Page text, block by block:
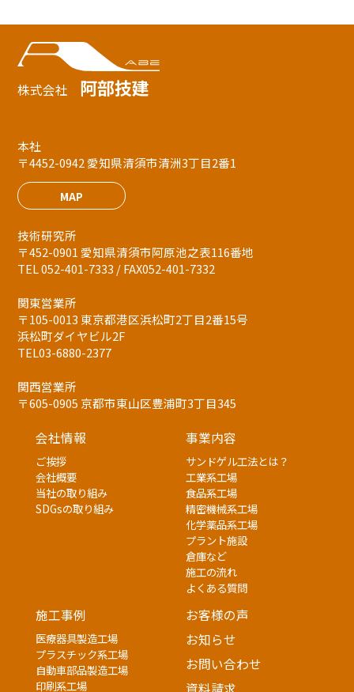
株式会社 阿部技建
本社
〒4452-0942 愛知県清須市清洲3丁目2番1
MAP
技術研究所
〒452-0901 愛知県清須市阿原池之表116番地
TEL 052-401-7333 / FAX052-401-7332
関東営業所
〒105-0013 東京都港区浜松町2丁目2番15号
浜松町ダイヤビル2F
TEL03-6880-2377
関西営業所
〒605-0905 京都市東山区豊浦町3丁目345
会社情報
ご挨拶
会社概要
当社の取り組み
SDGsの取り組み
事業内容
サンドゲル工法とは？
工業系工場
食品系工場
精密機械系工場
化学薬品系工場
プラント施設
倉庫など
施工の流れ
よくある質問
施工事例
医療器具製造工場
プラスチック系工場
自動車部品製造工場
印刷系工場
お客様の声
お知らせ
お問い合わせ